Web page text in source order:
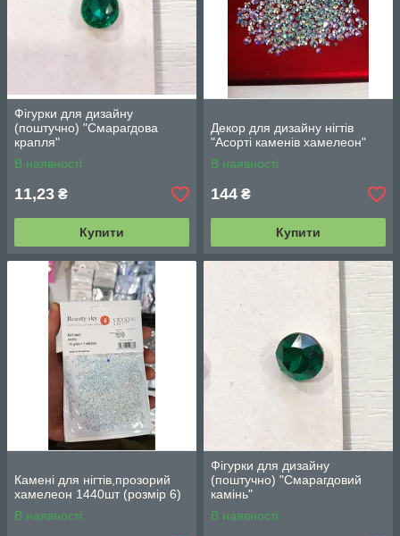
Фігурки для дизайну
(поштучно) "Смарагдова
крапля"
В наявності
11,23 ₴
Купити
Декор для дизайну нігтів
"Асорті каменів хамелеон"
В наявності
144 ₴
Купити
Камені для нігтів,прозорий
хамелеон 1440шт (розмір 6)
В наявності
Фігурки для дизайну
(поштучно) "Смарагдовий
камінь"
В наявності